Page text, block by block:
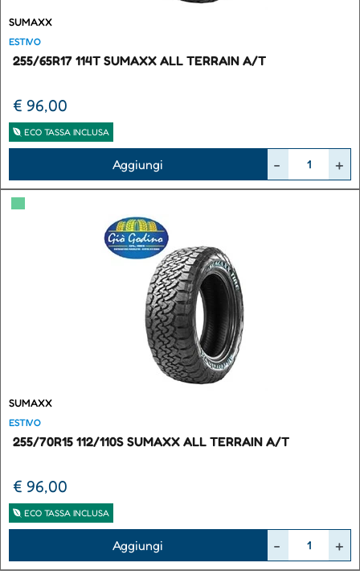
SUMAXX
ESTIVO
255/65R17 114T SUMAXX ALL TERRAIN A/T
€ 96,00
ECO TASSA INCLUSA
Aggiungi
▀
SUMAXX
ESTIVO
255/70R15 112/110S SUMAXX ALL TERRAIN A/T
€ 96,00
ECO TASSA INCLUSA
Aggiungi